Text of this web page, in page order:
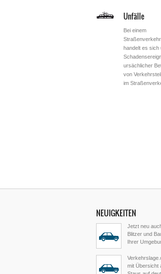
Unfälle
Bei einem
handelt es sich
ursächlicher
von
im
NEUIGKEITEN
Jetzt neu
Blitzer und
Ihrer
mit Übersicht